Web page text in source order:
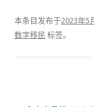
本条目发布于2023年5
数字移民 标签。